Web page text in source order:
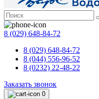
8 (029) 648-84-72
8 (029) 648-84-72
8 (044) 556-96-52
8 (0232) 22-48-22
Заказать звонок
0